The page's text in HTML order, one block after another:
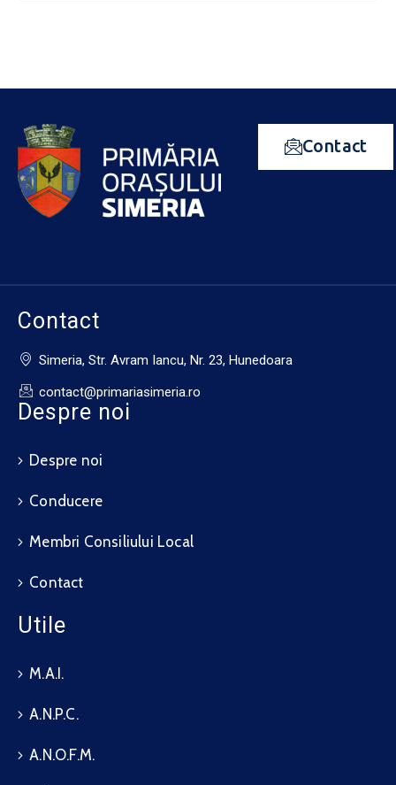
Contact
Contact
Simeria, Str. Avram Iancu, Nr. 23, Hunedoara
contact@primariasimeria.ro
Despre noi
Despre noi
Conducere
Membri Consiliului Local
Contact
Utile
M.A.I.
A.N.P.C.
A.N.O.F.M.